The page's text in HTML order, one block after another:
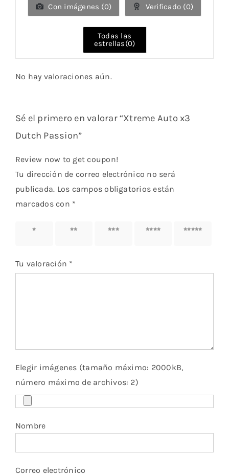
Con imágenes (0) Verificado (0)
Todas las
estrellas(0)
No hay valoraciones aún.
Sé el primero en valorar “Xtreme Auto x3
Dutch Passion”
Review now to get coupon!
Tu dirección de correo electrónico no será
publicada. Los campos obligatorios están
marcados con *
1 de 5
2 de 5
3 de 5
4 de 5
5 de 5
Tu valoración *
Elegir imágenes (tamaño máximo: 2000kB,
número máximo de archivos: 2)
Nombre
Correo electrónico